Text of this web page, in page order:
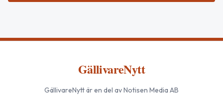
GällivareNytt
GällivareNyttär en del av Notisen Media AB